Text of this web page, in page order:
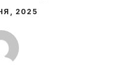
2025